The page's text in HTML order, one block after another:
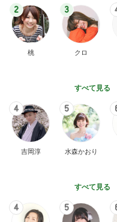
2
桃
3
クロ
すべて見る
4
吉岡淳
5
水森かおり
すべて見る
4 5